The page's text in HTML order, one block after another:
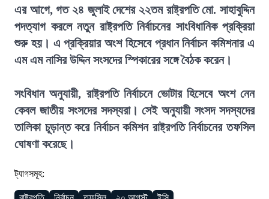
এর আগে, গত ২৪ জুলাই দেশের ২২তম রাষ্ট্রপতি মো. সাহাবুদ্দিন
পদত্যাগ করলে নতুন রাষ্ট্রপতি নির্বাচনের সাংবিধানিক প্রক্রিয়া
শুরু হয়। এ প্রক্রিয়ার অংশ হিসেবে প্রধান নির্বাচন কমিশনার এ
এম এম নাসির উদ্দিন সংসদের স্পিকারের সঙ্গে বৈঠক করেন।
সংবিধান অনুযায়ী, রাষ্ট্রপতি নির্বাচনে ভোটার হিসেবে অংশ নেন
কেবল জাতীয় সংসদের সদস্যরা। সেই অনুযায়ী সংসদ সদস্যদের
তালিকা চূড়ান্ত করে নির্বাচন কমিশন রাষ্ট্রপতি নির্বাচনের তফসিল
ঘোষণা করেছে।
ট্যাগসমূহ: